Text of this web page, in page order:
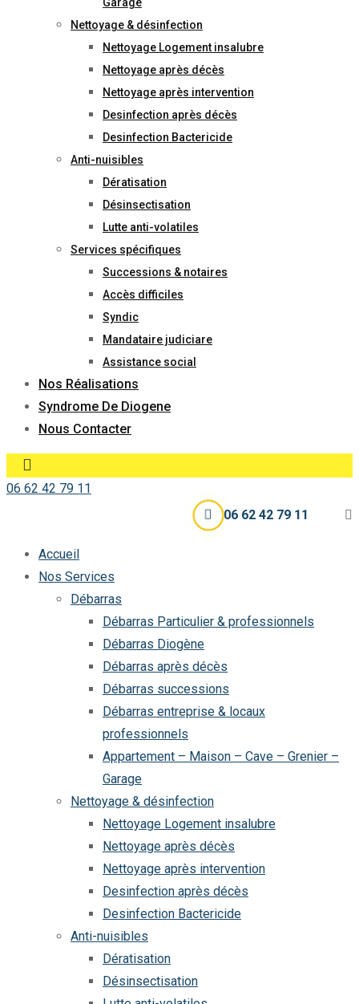
Nettoyage & désinfection
Nettoyage Logement insalubre
Nettoyage après décès
Nettoyage après intervention
Desinfection après décès
Desinfection Bactericide
Anti-nuisibles
Dératisation
Désinsectisation
Lutte anti-volatiles
Services spécifiques
Successions & notaires
Accès difficiles
Syndic
Mandataire judiciare
Assistance social
Nos Réalisations
Syndrome De Diogene
Nous Contacter
06 62 42 79 11
06 62 42 79 11
Accueil
Nos Services
Débarras
Débarras Particulier & professionnels
Débarras Diogène
Débarras après décès
Débarras successions
Débarras entreprise & locaux
professionnels
Appartement – Maison – Cave – Grenier –
Garage
Nettoyage & désinfection
Nettoyage Logement insalubre
Nettoyage après décès
Nettoyage après intervention
Desinfection après décès
Desinfection Bactericide
Anti-nuisibles
Dératisation
Désinsectisation